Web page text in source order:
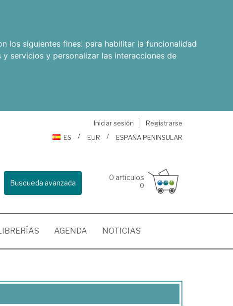
los siguientes fines: para habilitar la funcionalidad
servicios y personalizar las interacciones de
Iniciar sesión
Registrarse
ES
EUR ESPAÑA PENINSULAR
Busqueda avanzada
0 artículos
0
AGENDA NOTICIAS